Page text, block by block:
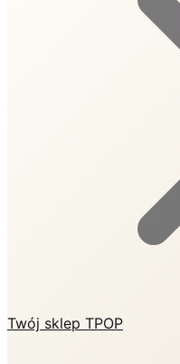
Twój sklep TPOP